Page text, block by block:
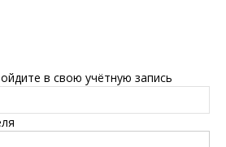
в свою учётную запись